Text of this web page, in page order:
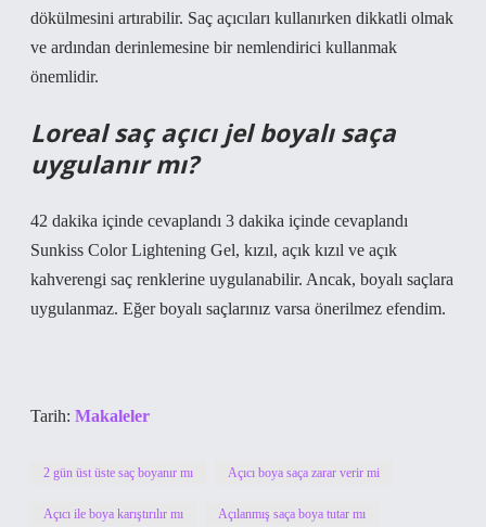
dökülmesini artırabilir. Saç açıcıları kullanırken dikkatli olmak
ve ardından derinlemesine bir nemlendirici kullanmak
önemlidir.
Loreal saç açıcı jel boyalı saça
uygulanır mı?
42 dakika içinde cevaplandı 3 dakika içinde cevaplandı
Sunkiss Color Lightening Gel, kızıl, açık kızıl ve açık
kahverengi saç renklerine uygulanabilir. Ancak, boyalı saçlara
uygulanmaz. Eğer boyalı saçlarınız varsa önerilmez efendim.
Tarih: Makaleler
2 gün üst üste saç boyanır mı Açıcı boya saça zarar verir mi
Açıcı ile boya karıştırılır mı Açılanmış saça boya tutar mı